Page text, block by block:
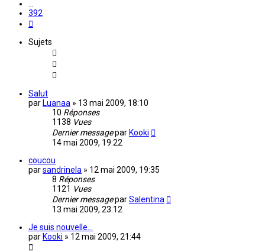
392
Sujets
Salut
par Luanaa » 13 mai 2009, 18:10
10 Réponses
1138 Vues
Dernier messagepar Kooki
14 mai 2009, 19:22
coucou
parsandrinela » 12 mai 2009, 19:35
8 Réponses
1121 Vues
Dernier messageparSalentina
13 mai 2009, 23:12
Je suis nouvelle...
par Kooki » 12 mai 2009, 21:44